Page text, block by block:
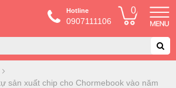
Hotline
0907111106
0
sản xuất chip cho Chormebook vào năm